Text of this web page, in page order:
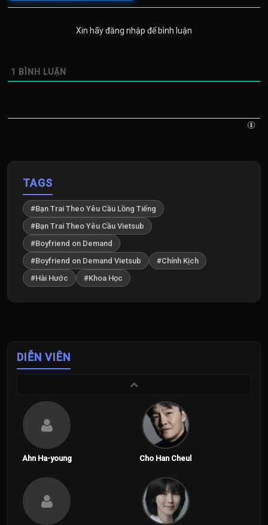
Xin hãy đăng nhập để bình luận
1 BÌNH LUẬN
TAGS
#Bạn Trai Theo Yêu Cầu Lồng Tiếng
#Bạn Trai Theo Yêu Cầu Vietsub
#Boyfriend on Demand
#Boyfriend on Demand Vietsub
#Chính Kịch
#Hài Hước
#Khoa Học
DIỄN VIÊN
Ahn Ha-young Cho Han Cheul